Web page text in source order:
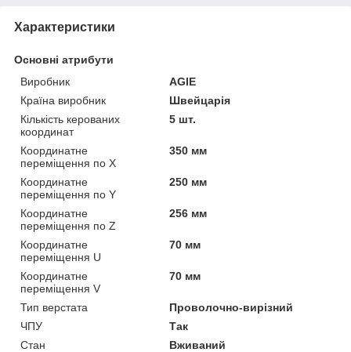
Характеристики
Основні атрибути
Виробник
AGIE
Країна виробник
Швейцарія
Кількість керованих
координат
5 шт.
Координатне
переміщення по Х
350 мм
Координатне
переміщення по Y
250 мм
Координатне
переміщення по Z
256 мм
Координатне
переміщення U
70 мм
Координатне
переміщення V
70 мм
Тип верстата
Проволочно-вирізний
ЧПУ
Так
Стан
Вживаний